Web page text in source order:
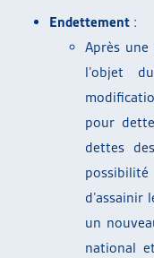
Endettement :
Après une
l’objet
pour
dettes
un
national